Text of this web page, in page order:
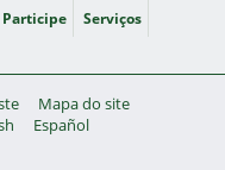
Participe
Serviços
Mapa do site
Español